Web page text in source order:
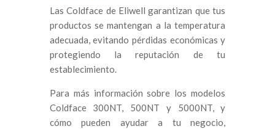
Las Coldface de Eliwell garantizan que tus
productos se mantengan a la temperatura
adecuada, evitando pérdidas económicas y
protegiendo la reputación de tu
establecimiento.
Para más información sobre los modelos
Coldface 300NT, 500NT y 5000NT, y
cómo pueden ayudar a tu negocio,